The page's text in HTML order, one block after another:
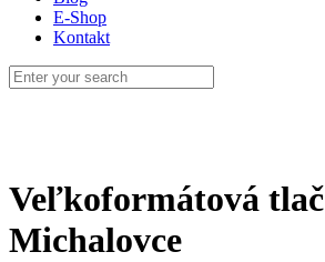
E-Shop
Kontakt
Veľkoformátová tlač
Michalovce